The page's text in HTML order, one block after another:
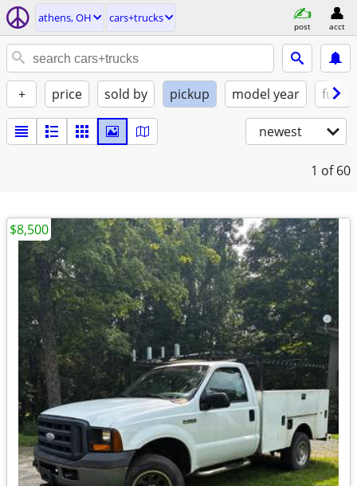
athens, OH cars+trucks
post acct
+ price sold by pickup model year fuel
newest
1 of 60
$8,500